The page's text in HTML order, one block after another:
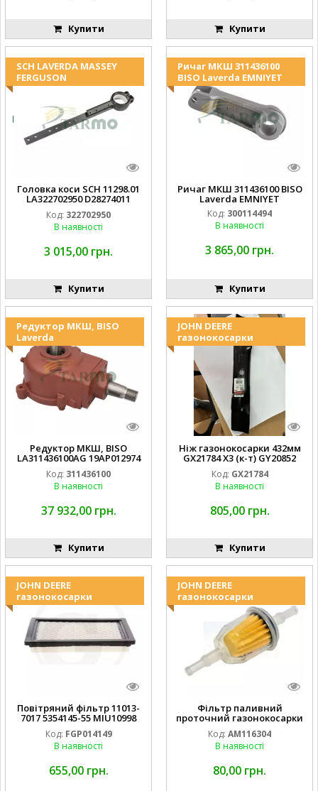
Купити Купити
SCH LAVERDA MASSEY
FERGUSON
Головка коси SCH 11298.01
LA322702950 D28274011
Код: 322702950
В наявності
3 015,00 грн.
Купити
Ричаг МКШ 311436100
BISO Laverda EMNIYET
Ричаг МКШ 311436100 BISO
Laverda EMNIYET
Код: 300114494
В наявності
3 865,00 грн.
Купити
Редуктор МКШ, BISO
Laverda
Редуктор МКШ, BISO
LA311436100AG 19AP012974
Laverda EMNIYET
Код: 311436100
В наявності
37 932,00 грн.
Купити
JOHN DEERE
газонокосарки
Ніж газонокосарки 432мм
GX21784 X3 (к-т) GY20852
AM137757 AM141035
Код: GX21784
В наявності
805,00 грн.
Купити
JOHN DEERE
газонокосарки
Повітряний фільтр 11013-
7017 5354145-55 MIU10998
FGP014149
Код: FGP014149
В наявності
655,00 грн.
JOHN DEERE
газонокосарки
Фільтр паливний
проточний газонокосарки
JOHN DEERE AM116304
GY20709
Код: AM116304
В наявності
80,00 грн.